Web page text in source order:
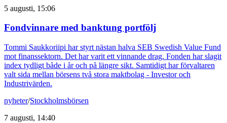
5 augusti, 15:06
Fondvinnare med banktung portfölj
Tommi Saukkoriipi har styrt nästan halva SEB Swedish Value Fund
mot finanssektorn. Det har varit ett vinnande drag. Fonden har slagit
index tydligt både i år och på längre sikt. Samtidigt har förvaltaren
valt sida mellan börsens två stora maktbolag - Investor och
Industrivärden.
nyheter/Stockholmsbörsen
7 augusti, 14:40